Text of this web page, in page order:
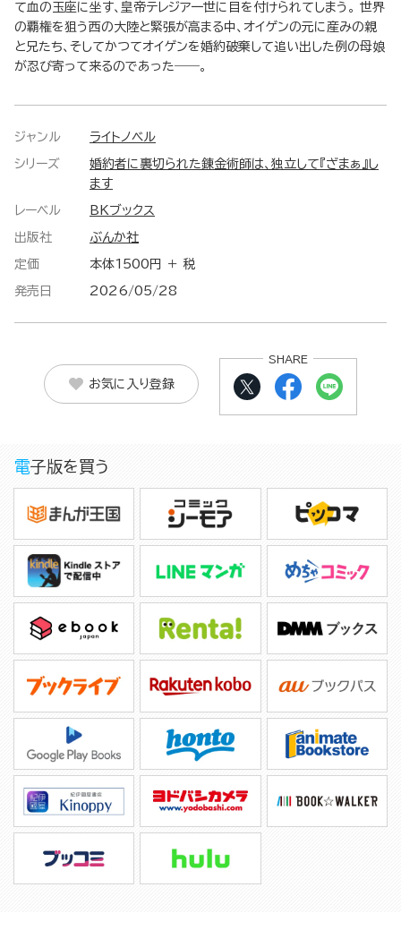
て血の玉座に坐す、皇帝テレジア一世に目を付けられてしまう。 世界
の覇権を狙う西の大陸と緊張が高まる中、オイゲンの元に産みの親
と兄たち、そしてかつてオイゲンを婚約破棄して追い出した例の母娘
が忍び寄って来るのであった――。
ジャンル ライトノベル
シリーズ
婚約者に裏切られた錬金術師は、独立して『ざまぁ』し
ます
レーベル BKブックス
出版社 ぶんか社
定価 本体1500円 ＋ 税
発売日 2026/05/28
お気に入り登録
SHARE
電子版を買う